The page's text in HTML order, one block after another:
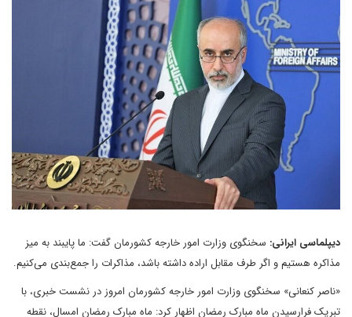
دیپلماسی ایرانی: سخنگوی وزارت امور خارجه کشورمان گفت: ما پایبند به میز
مذاکره هستیم و اگر طرف مقابل اراده داشته باشد، مذاکرات را جمع‌بندی می‌کنیم.
«ناصر کنعانی» سخنگوی وزارت امور خارجه کشورمان امروز در نشست خبری، با
تبریک فرارسیدن ماه مبارک رمضان اظهار کرد: ماه مبارک رمضان امسال، نقطه